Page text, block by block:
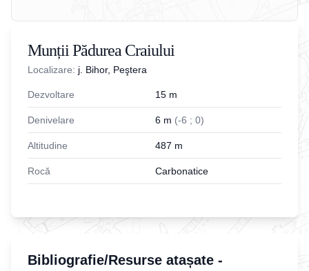
Munții Pădurea Craiului
Localizare: j. Bihor, Peştera
Dezvoltare 15 m
Denivelare 6 m (-6 ; 0)
Altitudine 487 m
Rocă Carbonatice
Bibliografie/Resurse atașate -